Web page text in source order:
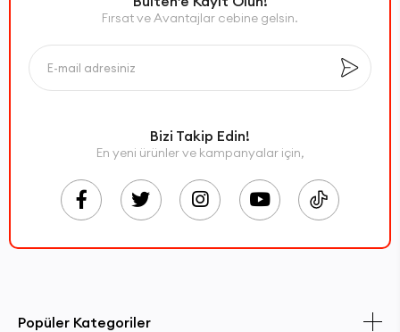
Fırsat ve Avantajlar cebine gelsin.
Bizi Takip Edin!
En yeni ürünler ve kampanyalar için,
Popüler Kategoriler